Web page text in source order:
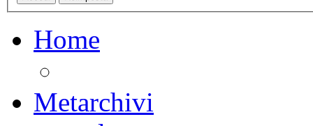
Home
Metarchivi